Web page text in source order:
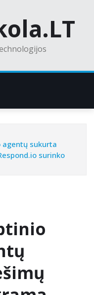
sukurta
surinko